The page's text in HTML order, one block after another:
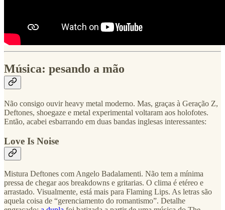
Música: pesando a mão
Não consigo ouvir heavy metal moderno. Mas, graças à Geração Z,
Deftones, shoegaze e metal experimental voltaram aos holofotes.
Então, acabei esbarrando em duas bandas inglesas interessantes:
Love Is Noise
Mistura Deftones com Angelo Badalamenti. Não tem a mínima
pressa de chegar aos breakdowns e gritarias. O clima é etéreo e
arrastado. Visualmente, está mais para Flaming Lips. As letras são
aquela coisa de “gerenciamento do romantismo”. Detalhe